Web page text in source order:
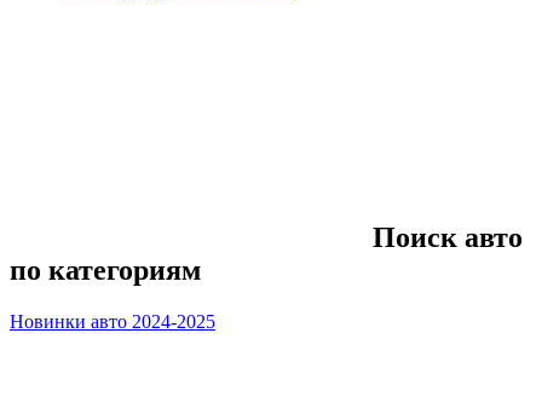
Поиск авто
по категориям
Новинки авто 2024-2025